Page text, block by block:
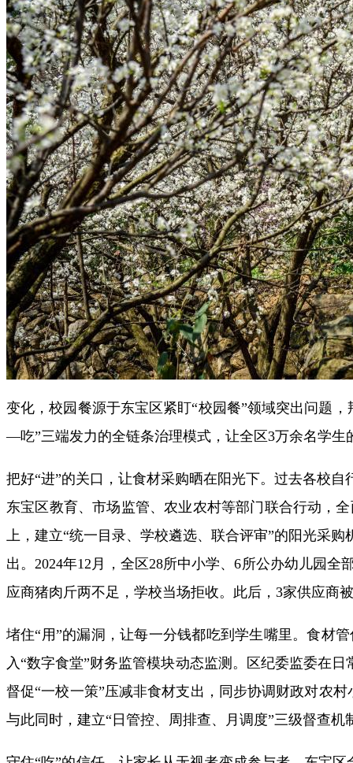
变化，校园餐源于东宝区紧盯“校园餐”领域突出问题
—吃”三端发力的全链条治理模式，让全区3万余名学生
把好“进”的关口，让食材采购晒在阳光下。过去各校
东宝区教育、市场监管、农业农村等部门联合行动，
上，建立“统一目录、学校遴选、联合评审”的阳光采
出。2024年12月，全区28所中小学、6所公办幼儿园
应商猪肉斤两不足，学校当场拒收。此后，3家供应商
堵住“用”的漏洞，让每一分钱都吃到学生嘴里。食材
入“数字食堂”财务监管模块动态监测。区纪委监委在
督促“一校一策”压减非食材支出，同步协调财政对农
与此同时，建立“日管控、周排查、月调度”三级督查